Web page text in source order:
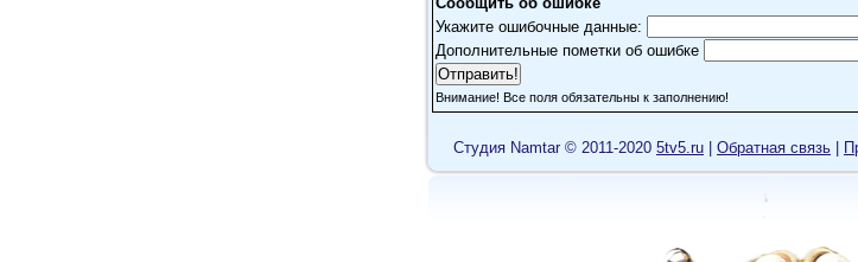
Укажите ошибочные данные:
Дополнительные пометки об ошибке
Внимание! Все поля обязательны к заполнению!
Cтудия Namtar © 2011-2020 5tv5.ru Обратная связь